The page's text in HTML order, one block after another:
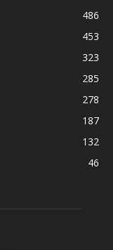
486
453
323
285
278
187
132
46